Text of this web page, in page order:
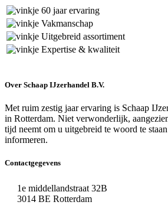
60 jaar ervaring
Vakmanschap
Uitgebreid assortiment
Expertise & kwaliteit
Over Schaap IJzerhandel B.V.
Met ruim zestig jaar ervaring is Schaap
in Rotterdam. Niet verwonderlijk,
tijd neemt om u uitgebreid te woord te
informeren.
Contactgegevens
1e middellandstraat 32B
3014 BE Rotterdam